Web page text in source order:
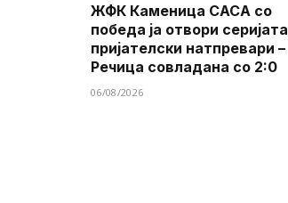
ЖФК Каменица САСА со
победа ја отвори серијата
пријателски натпревари –
Речица совладана со 2:0
06/08/2026